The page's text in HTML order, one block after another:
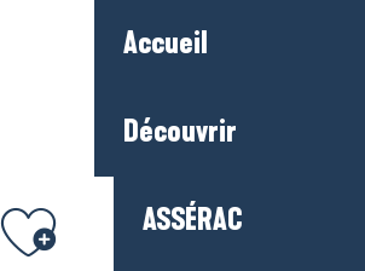
Accueil
Découvrir
ASSÉRAC
Ajouter aux favoris